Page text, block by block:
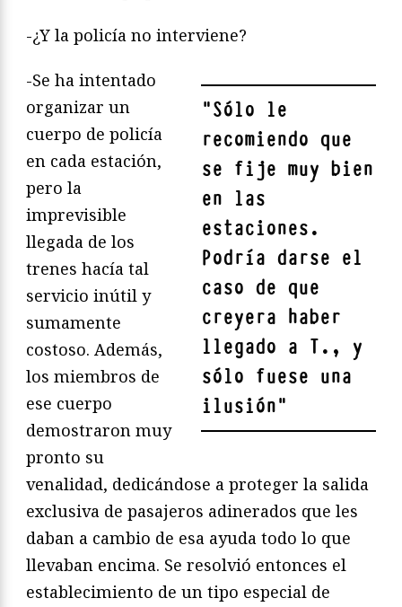
-¿Y la policía no interviene?
"Sólo le
recomiendo que
se fije muy bien
en las
estaciones.
Podría darse el
caso de que
creyera haber
llegado a T., y
sólo fuese una
ilusión"
-Se ha intentado
organizar un
cuerpo de policía
en cada estación,
pero la
imprevisible
llegada de los
trenes hacía tal
servicio inútil y
sumamente
costoso. Además,
los miembros de
ese cuerpo
demostraron muy
pronto su
venalidad, dedicándose a proteger la salida
exclusiva de pasajeros adinerados que les
daban a cambio de esa ayuda todo lo que
llevaban encima. Se resolvió entonces el
establecimiento de un tipo especial de